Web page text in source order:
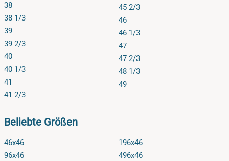
38
38 1/3
39
39 2/3
40
40 1/3
41
41 2/3
45 2/3
46
46 1/3
47
47 2/3
48 1/3
49
Beliebte Größen
46x46
96x46
196x46
496x46